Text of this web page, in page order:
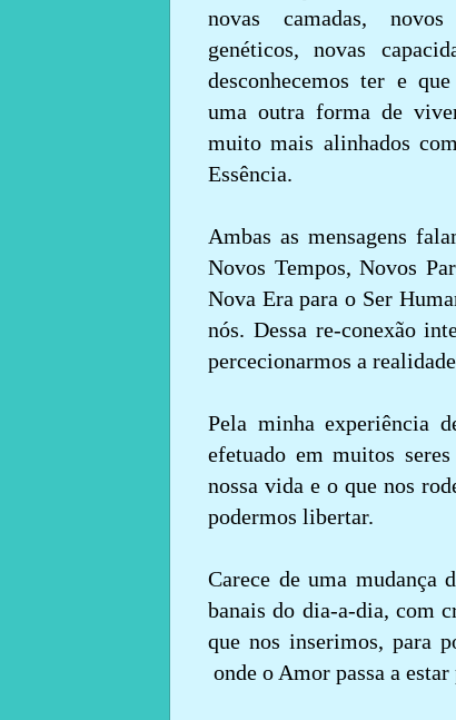
novas camadas, novos
genéticos, novas
desconhecemos ter e
uma outra forma de
muito mais alinhados
Essência.
Ambas as mensagens
Novos Tempos, Novos
Nova Era para o Ser
nós. Dessa re-conexão
percecionarmos a
Pela minha experiência
efetuado em muitos
nossa vida e o que nos
podermos libertar.
Carece de uma mudança
banais do dia-a-dia, com
que nos inserimos, para
onde o Amor passa a estar